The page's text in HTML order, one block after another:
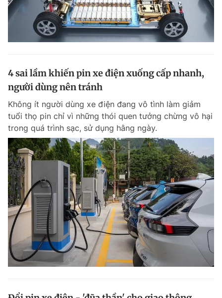
4 sai lầm khiến pin xe điện xuống cấp nhanh,
người dùng nên tránh
Không ít người dùng xe điện đang vô tình làm giảm
tuổi thọ pin chỉ vì những thói quen tưởng chừng vô hại
trong quá trình sạc, sử dụng hằng ngày.